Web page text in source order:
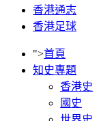
香港通志
香港足球
">首頁
知史專題
香港史
國史